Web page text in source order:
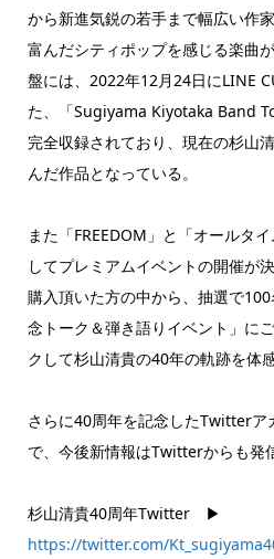
から新進気鋭の若手まで幅広い作
富んだシティポップを感じる楽曲
盤には、2022年12月24日にLINE
た、「Sugiyama Kiyotaka Band
完全収録されており、現在の杉山
んだ作品となっている。
また「FREEDOM」と「オールタ
してプレミアムイベントの開催が
購入頂いた方の中から、抽選で
念トーク＆弾き語りイベント」に
クして杉山清貴の40年の軌跡を体
さらに40周年を記念したTwitterア
で、今後新情報はTwitterからも発
杉山清貴40周年Twitter ▶
https://twitter.com/